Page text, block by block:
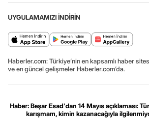
UYGULAMAMIZI İNDİRİN
Haberler.com: Türkiye’nin en kapsamlı haber
ve en güncel gelişmeler Haberler.com’da.
Haber: Beşar Esad'dan 14 Mayıs açıklaması:
karışmam, kimin kazanacağıyla